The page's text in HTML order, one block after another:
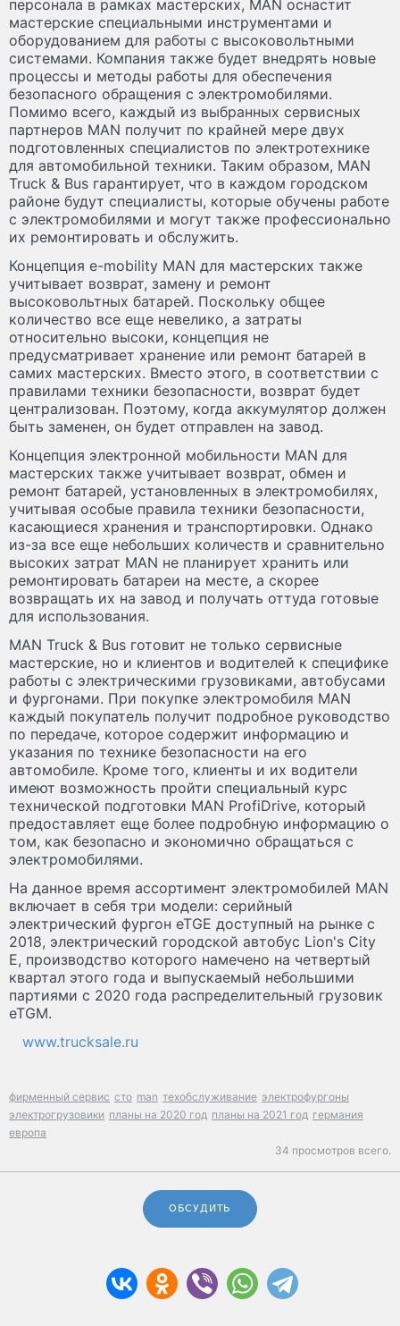
персонала в рамках мастерских, MAN оснастит
мастерские специальными инструментами и
оборудованием для работы с высоковольтными
системами. Компания также будет внедрять новые
процессы и методы работы для обеспечения
безопасного обращения с электромобилями.
Помимо всего, каждый из выбранных сервисных
партнеров MAN получит по крайней мере двух
подготовленных специалистов по электротехнике
для автомобильной техники. Таким образом, MAN
Truck & Bus гарантирует, что в каждом городском
районе будут специалисты, которые обучены работе
с электромобилями и могут также профессионально
их ремонтировать и обслужить.
Концепция e-mobility MAN для мастерских также
учитывает возврат, замену и ремонт
высоковольтных батарей. Поскольку общее
количество все еще невелико, а затраты
относительно высоки, концепция не
предусматривает хранение или ремонт батарей в
самих мастерских. Вместо этого, в соответствии с
правилами техники безопасности, возврат будет
централизован. Поэтому, когда аккумулятор должен
быть заменен, он будет отправлен на завод.
Концепция электронной мобильности MAN для
мастерских также учитывает возврат, обмен и
ремонт батарей, установленных в электромобилях,
учитывая особые правила техники безопасности,
касающиеся хранения и транспортировки. Однако
из-за все еще небольших количеств и сравнительно
высоких затрат MAN не планирует хранить или
ремонтировать батареи на месте, а скорее
возвращать их на завод и получать оттуда готовые
для использования.
MAN Truck & Bus готовит не только сервисные
мастерские, но и клиентов и водителей к специфике
работы с электрическими грузовиками, автобусами
и фургонами. При покупке электромобиля MAN
каждый покупатель получит подробное руководство
по передаче, которое содержит информацию и
указания по технике безопасности на его
автомобиле. Кроме того, клиенты и их водители
имеют возможность пройти специальный курс
технической подготовки MAN ProfiDrive, который
предоставляет еще более подробную информацию о
том, как безопасно и экономично обращаться с
электромобилями.
На данное время ассортимент электромобилей MAN
включает в себя три модели: серийный
электрический фургон eTGE доступный на рынке с
2018, электрический городской автобус Lion's City
E, производство которого намечено на четвертый
квартал этого года и выпускаемый небольшими
партиями с 2020 года распределительный грузовик
eTGM.
www.trucksale.ru
фирменный сервис сто man техобслуживание электрофургоны
электрогрузовики планы на 2020 год планы на 2021 год германия
европа
34 просмотров всего.
ОБСУДИТЬ